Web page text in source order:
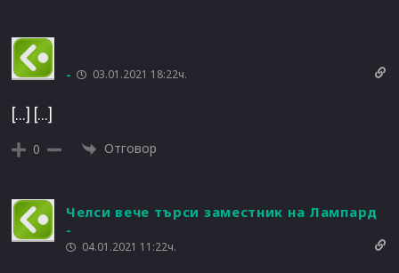
- 03.01.2021 18:22ч.
[…] […]
0 Отговор
Челси вече търси заместник на Лампард
-
04.01.2021 11:22ч.